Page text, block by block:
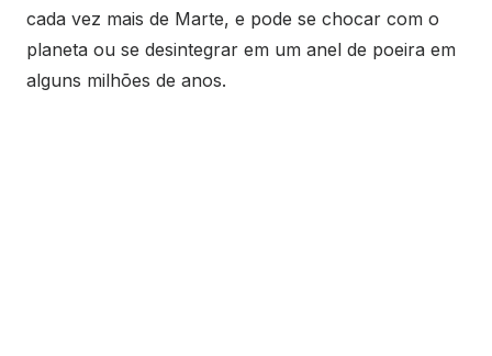
cada vez mais de Marte, e pode se chocar com o
planeta ou se desintegrar em um anel de poeira em
alguns milhões de anos.